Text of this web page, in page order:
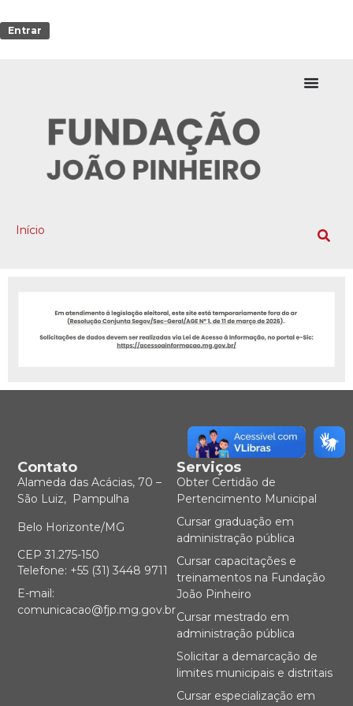
Entrar
Início
Serviços
Obter Certidão de
Pertencimento Municipal
Cursar graduação em
administração pública
Cursar capacitações e
treinamentos na Fundação
João Pinheiro
Cursar mestrado em
administração pública
Solicitar a demarcação de
limites municipais e distritais
Cursar especialização em
Contato
Alameda das Acácias, 70 –
São Luiz, Pampulha
Belo Horizonte/MG
CEP 31.275-150
Telefone: +55 (31) 3448 9711
E-mail:
comunicacao@fjp.mg.gov.br